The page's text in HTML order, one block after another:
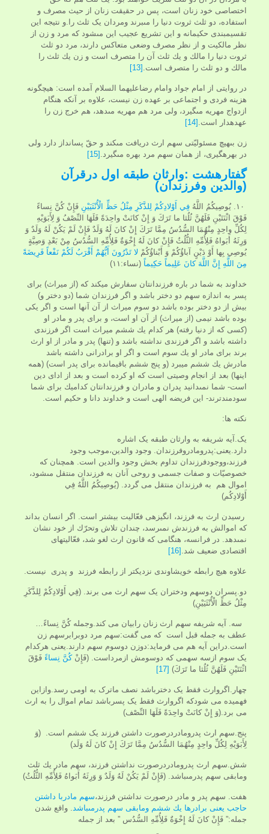
اختصاصى خود زنان است، پس در حقيقت زنان از حيث مصرف و
استفاده، دو ثلث ثروت دنيا را مى‏برند ومردان یک ثلث را.و نتيجه اين
تقسيم‏بندى حكيمانه و اين تشريع عجيب اين مى‏شود كه مرد و زن از
نظر مالكيت و از نظر مصرف وضعى متعاكس دارند، مرد دو ثلث
ثروت دنيا را مالك و يك ثلث آن را متصرف است و زن يك ثلث را
مالك و دو ثلث را متصرف است. [13]
در روایتی از امام جواد وامام رضاعليهما السلام آمده است: هيچگونه
هزينه فردى و اجتماعى بر عهده زن نيست، علاوه بر آنكه هنگام
ازدواج مهريه مى‏گيرد، ولى مرد هم مهريه مى‏دهد، هم خرج زن را
عهده‏دار است. [14]
زن بى‏هيچ مسئوليّتى سهم ارث دريافت مى‏كند و حقّ پس‏انداز دارد ولى
در بهره‏گيرى، از همان سهم مرد بهره مى‏گيرد. [15]
گفتارهشت :وارثان طبقه اول درقرآن
(والدین وفرزندان)
فِي أَوْلادِكُمْ لِلذَّكَرِ مِثْلُ حَظِّ الْأُنْثَيَيْنِ فَإِنْ كُنَّ نِساءً
فَوْقَ اثْنَتَيْنِ فَلَهُنَّ ثُلُثا ما تَرَكَ وَ إِنْ كانَتْ واحِدَةً فَلَهَا النِّصْفُ وَ لِأَبَوَيْهِ
لِكُلِّ واحِدٍ مِنْهُمَا السُّدُسُ مِمَّا تَرَكَ إِنْ كانَ لَهُ وَلَدٌ فَإِنْ لَمْ يَكُنْ لَهُ وَلَدٌ وَ
وَرِثَهُ أَبَواهُ فَلِأُمِّهِ الثُّلُثُ فَإِنْ كانَ لَهُ إِخْوَةٌ فَلِأُمِّهِ السُّدُسُ مِنْ بَعْدِ وَصِيَّةٍ
يُوصِي بِها أَوْ دَيْنٍ آباؤُكُمْ وَ أَبْناؤُكُمْ لا تَدْرُونَ أَيُّهُمْ أَقْرَبُ لَكُمْ نَفْعاً فَرِيضَةً
مِنَ اللَّهِ إِنَّ اللَّهَ كانَ عَلِيماً حَكِيماً (نساء:۱۱)
خداوند به شما در باره فرزندانتان سفارش ميكند كه (از ميراث) براى
پسر به اندازه سهم دو دختر باشد و اگر فرزندان شما (دو دختر و)
بيش از دو دختر بوده باشد دو سوم ميراث از آن آنها است و اگر يكى
بوده باشد نيمى (از ميراث) از آن او است، و براى پدر و مادر او
(كسى كه از دنيا رفته) هر كدام يك ششم ميراث است اگر فرزندى
داشته باشد و اگر فرزندى نداشته باشد و (تنها) پدر و مادر از او ارث
برند براى مادر او يك سوم است و اگر او برادرانى داشته باشد
مادرش يك ششم ميبرد (و پنج ششم باقيمانده براى پدر است) (همه
اينها) بعد از انجام وصيتى است كه او كرده است و بعد از اداى دين
است- شما نمى‏دانيد پدران و مادران و فرزندانتان كداميك براى شما
سودمندترند- اين فريضه الهى است و خداوند دانا و حكيم است.
نکته ها:
یک.آیه شریفه به وارثان طبقه یک اشاره
دارد.یعنی:پدرومادروفرزندان. وجود والدین،موجب وجود
فرزند،ووجودفرزندان تداوم بخش وجود والدين است. همچنان که
خصوصيّات و صفات جسمى و روحى آنان به فرزندان منتقل مى‏شود،
اموال هم به فرزندان منتقل می گردد. (يُوصِيكُمُ اللَّهُ فِي
أَوْلادِكُم)
رسيدن ارث به فرزند، انگيزه‏ى فعّاليت بيشتر است. اگر انسان بداند
كه اموالش به فرزندش نمى‏رسد، چندان تلاش وتحرّك از خود نشان
نمى‏دهد. در فرانسه، هنگامى كه قانون ارث لغو شد، فعّاليت‏هاى
اقتصادى ضعيف شد. [16]
علاوه هيچ رابطه خويشاوندى نزديكتر از رابطه فرزند و پدری نیست.
دو.پسران دوسهم ودختران یک سهم ارث می برند. (فِي أَوْلادِكُمْ لِلذَّكَرِ
مِثْلُ حَظِّ الْأُنْثَيَيْنِ)
سه. آیه شریفه سهم ارث زنان رابیان می کند.وجمله كُنَّ نِساءً…
عطف به جمله قبل است که می گفت:سهم مرد دوبرابرسهم زن
است.دراین آیه هم می فرماید:دوزن دوسوم سهم دارند.یعنی هرکدام
یک سوم ازسه سهمی که دوسومش ازمرداست. (فَإِنْكُنَّ نِساءً فَوْقَ
اثْنَتَيْنِ فَلَهُنَّ ثُلُثا ما تَرَكَ) [17]
چهار.اگروارث فقط یک دخترباشد نصف ماترک به اومی رسد.وازاین
فهمیده می شودکه اگروارث فقط یک پسرباشد تمام اموال را به ارث
می برد.(وَ إِنْ كانَتْ واحِدَةً فَلَهَا النِّصْف)
پنج.سهم ارث پدرومادردرصورت داشتن فرزند یک ششم است. (وَ
لِأَبَوَيْهِ لِكُلِّ واحِدٍ مِنْهُمَا السُّدُسُ مِمَّا تَرَكَ إِنْ كانَ لَهُ وَلَد)
شش.سهم ارث پدرومادردرصورت نداشتن فرزند، سهم مادر يك ثلث
ومابقی سهم پدرمى‏باشد. (فَإِنْ لَمْ يَكُنْ لَهُ وَلَدٌ وَ وَرِثَهُ أَبَواهُ فَلِأُمِّهِ الثُّلُثُ)
هفت. سهم پدر و مادر درصورت نداشتن فرزند،سهم مادربا داشتن
حاجب یعنی برادرها يك ششم ومابقی سهم پدرمى‏باشد. واقع شدن
جمله:” فَإِنْ كانَ لَهُ إِخْوَةٌ فَلِأُمِّهِ السُّدُس ” بعد از جمله